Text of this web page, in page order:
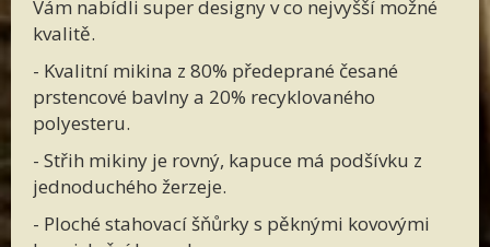
Vám nabídli super designy v co nejvyšší možné
kvalitě.
- Kvalitní mikina z 80% předeprané česané
prstencové bavlny a 20% recyklovaného
polyesteru.
- Střih mikiny je rovný, kapuce má podšívku z
jednoduchého žerzeje.
- Ploché stahovací šňůrky s pěknými kovovými